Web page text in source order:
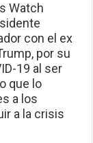
Watch
con el ex
por su
19 al ser
que lo
a los
a la crisis